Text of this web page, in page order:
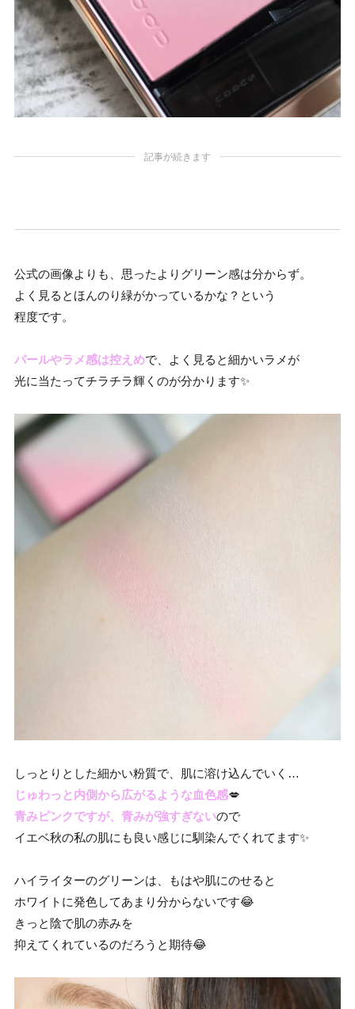
記事が続きます
公式の画像よりも、思ったよりグリーン感は分からず。
よく見るとほんのり緑がかっているかな？という
程度です。
パールやラメ感は控えめで、よく見ると細かいラメが
光に当たってチラチラ輝くのが分かります✨
しっとりとした細かい粉質で、肌に溶け込んでいく…
じゅわっと内側から広がるような血色感💋
青みピンクですが、青みが強すぎないので
イエベ秋の私の肌にも良い感じに馴染んでくれてます✨
ハイライターのグリーンは、もはや肌にのせると
ホワイトに発色してあまり分からないです😂
きっと陰で肌の赤みを
抑えてくれているのだろうと期待😂